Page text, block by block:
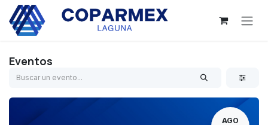
Ir al contenido
Eventos
AGO